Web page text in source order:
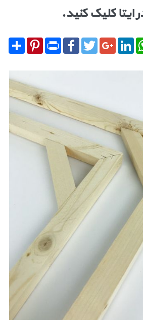
ایتا کلیک کنید.
Share
Pinterest Print
FacebookTwitterGoogle+LinkedIn